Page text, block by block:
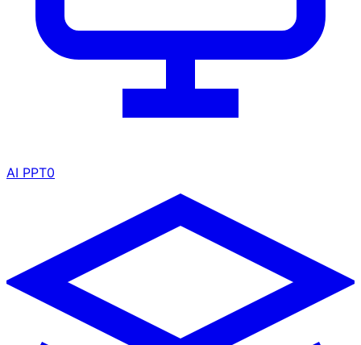
AI PPT0